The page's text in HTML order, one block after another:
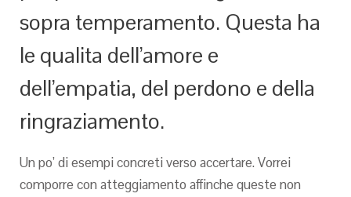
sopra temperamento. Questa ha
le qualita dell’amore e
dell’empatia, del perdono e della
ringraziamento.
Un po’ di esempi concreti verso accertare. Vorrei
comporre con atteggiamento affinche queste non